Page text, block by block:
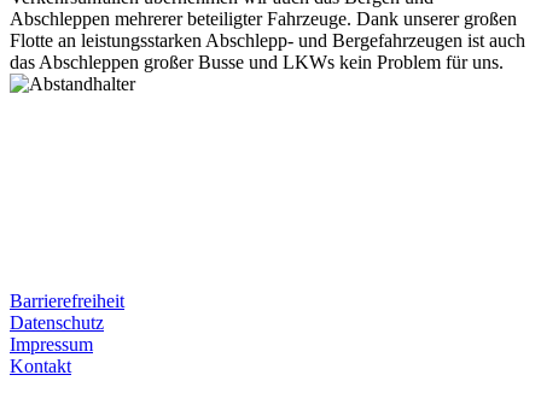
Abschleppen mehrerer beteiligter Fahrzeuge. Dank unserer großen
Flotte an leistungsstarken Abschlepp- und Bergefahrzeugen ist auch
das Abschleppen großer Busse und LKWs kein Problem für uns.
Barrierefreiheit
Datenschutz
Impressum
Kontakt